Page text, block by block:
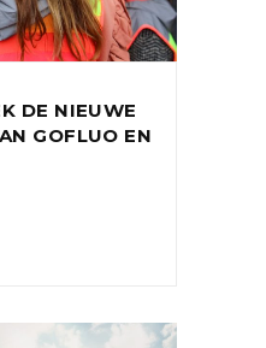
DE NIEUWE
GOFLUO EN